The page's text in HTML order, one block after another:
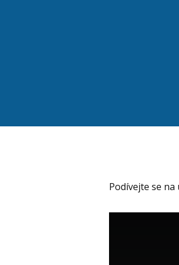
Podívejte se na